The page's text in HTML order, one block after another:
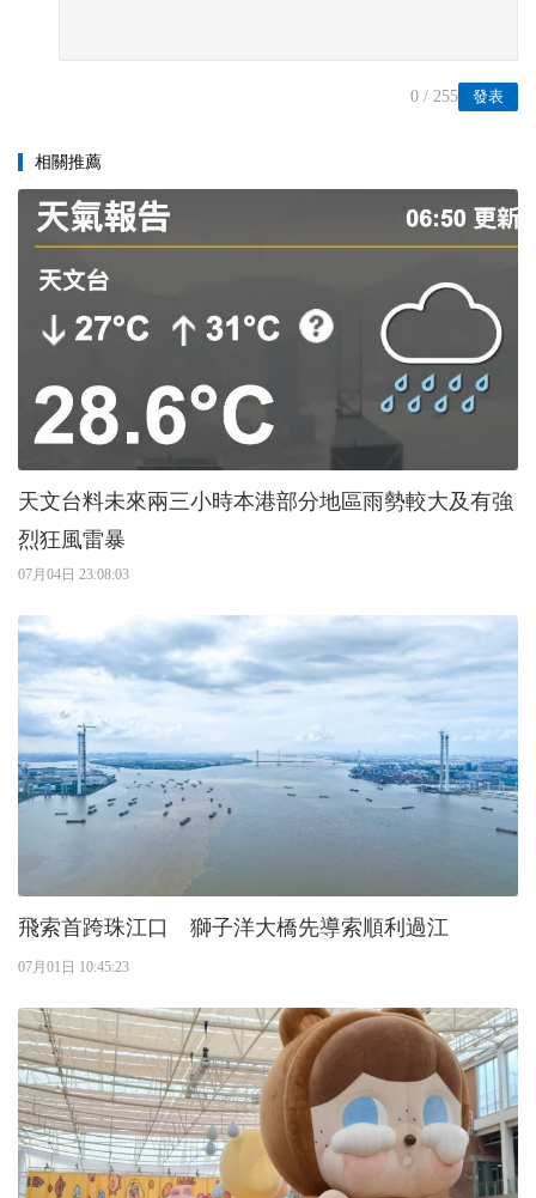
發表
0 / 255
相關推薦
天文台料未來兩三小時本港部分地區雨勢較大及有強
烈狂風雷暴
07月04日 23:08:03
飛索首跨珠江口 獅子洋大橋先導索順利過江
07月01日 10:45:23